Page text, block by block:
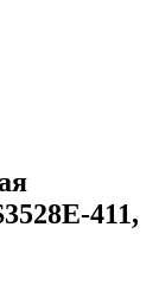
411,